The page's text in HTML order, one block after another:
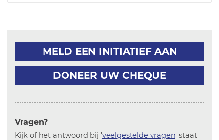
MELD EEN INITIATIEF AAN
DONEER UW CHEQUE
Vragen?
Kijk of het antwoord bij 'veelgestelde vragen' staat